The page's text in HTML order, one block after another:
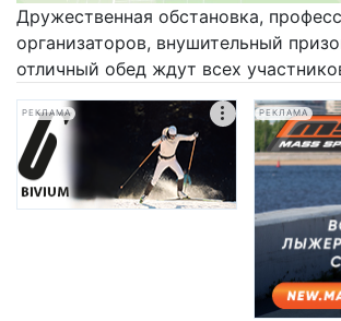
Дружественная обстановка,
организаторов, внушительный
отличный обед ждут всех
РЕКЛАМА РЕКЛАМА